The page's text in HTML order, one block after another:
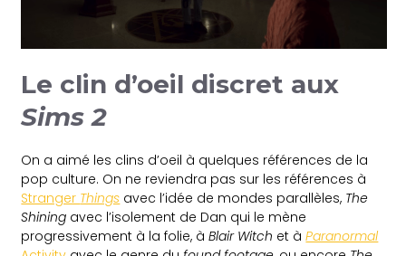
Le clin d’oeil discret aux
Sims 2
On a aimé les clins d’oeil à quelques références de la
pop culture. On ne reviendra pas sur les références à
Stranger Things avec l’idée de mondes parallèles, The
Shining avec l’isolement de Dan qui le mène
progressivement à la folie, àBlair Witch et àParanormal